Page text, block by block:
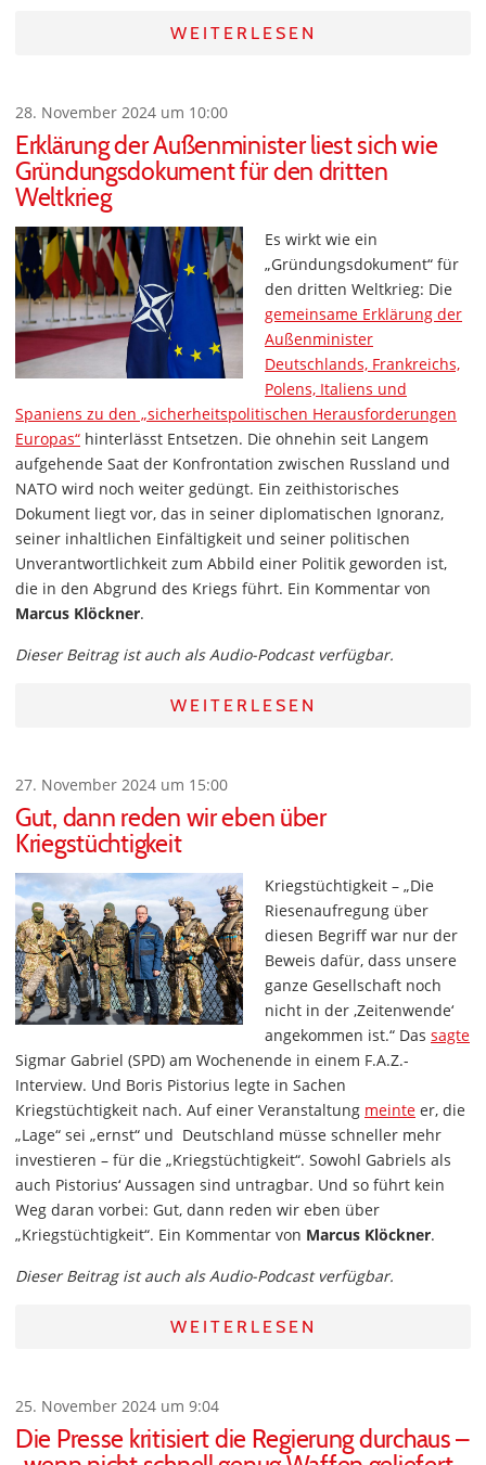
WEITERLESEN
28. November 2024 um 10:00
Erklärung der Außenminister liest sich wie
Gründungsdokument für den dritten
Weltkrieg
Es wirkt wie ein
„Gründungsdokument“ für
den dritten Weltkrieg: Die
gemeinsame Erklärung der
Außenminister
Deutschlands, Frankreichs,
Polens, Italiens und
Spaniens zu den „sicherheitspolitischen Herausforderungen
Europas“ hinterlässt Entsetzen. Die ohnehin seit Langem
aufgehende Saat der Konfrontation zwischen Russland und
NATO wird noch weiter gedüngt. Ein zeithistorisches
Dokument liegt vor, das in seiner diplomatischen Ignoranz,
seiner inhaltlichen Einfältigkeit und seiner politischen
Unverantwortlichkeit zum Abbild einer Politik geworden ist,
die in den Abgrund des Kriegs führt. Ein Kommentar von
Marcus Klöckner.
Dieser Beitrag ist auch als Audio-Podcast verfügbar.
WEITERLESEN
27. November 2024 um 15:00
Gut, dann reden wir eben über
Kriegstüchtigkeit
Kriegstüchtigkeit – „Die
Riesenaufregung über
diesen Begriff war nur der
Beweis dafür, dass unsere
ganze Gesellschaft noch
nicht in der ‚Zeitenwende‘
angekommen ist.“ Das sagte
Sigmar Gabriel (SPD) am Wochenende in einem F.A.Z.-
Interview. Und Boris Pistorius legte in Sachen
Kriegstüchtigkeit nach. Auf einer Veranstaltung meinte er, die
„Lage“ sei „ernst“ und Deutschland müsse schneller mehr
investieren – für die „Kriegstüchtigkeit“. Sowohl Gabriels als
auch Pistorius‘ Aussagen sind untragbar. Und so führt kein
Weg daran vorbei: Gut, dann reden wir eben über
„Kriegstüchtigkeit“. Ein Kommentar von Marcus Klöckner.
Dieser Beitrag ist auch als Audio-Podcast verfügbar.
WEITERLESEN
25. November 2024 um 9:04
Die Presse kritisiert die Regierung durchaus –